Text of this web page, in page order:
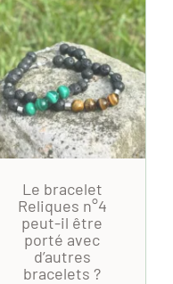
Le bracelet
Reliques n°4
peut-il être
porté avec
d’autres
bracelets ?